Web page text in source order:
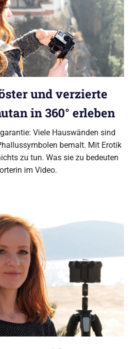
und verzierte
in 360° erleben
Viele Hauswänden sind
bemalt. Mit Erotik
zu tun. Was sie zu bedeuten
im Video.